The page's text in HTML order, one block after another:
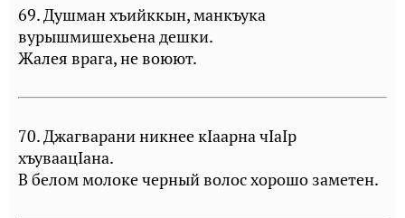
69. Душман хъийккын, манкъука
вурышмишехьена дешки.
Жалея врага, не воюют.
70. Джагварани никнее кIаарна чIаIр
хъуваацIана.
В белом молоке черный волос хорошо заметен.